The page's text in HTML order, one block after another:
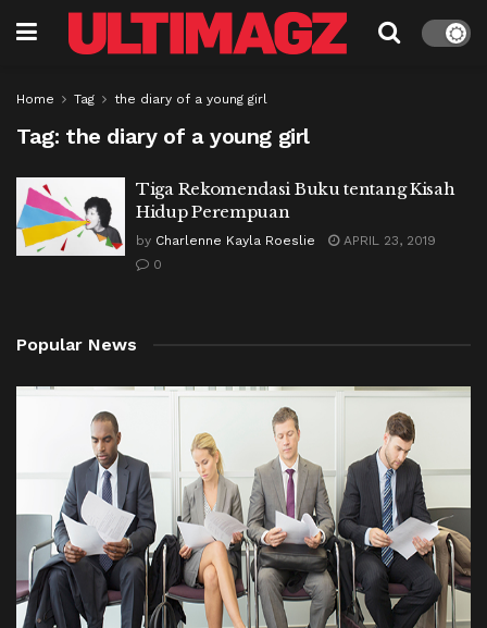
Home Tag the diary of a young girl
Tag: the diary of a young girl
Tiga Rekomendasi Buku tentang Kisah
Hidup Perempuan
by Charlenne Kayla Roeslie
APRIL 23, 2019
0
Popular News